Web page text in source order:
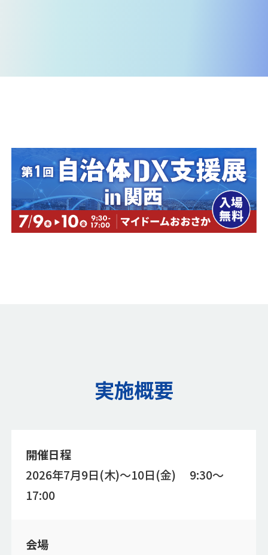
実施概要
開催日程
2026年7月9日(木)～10日(金) 9:30～
17:00
会場